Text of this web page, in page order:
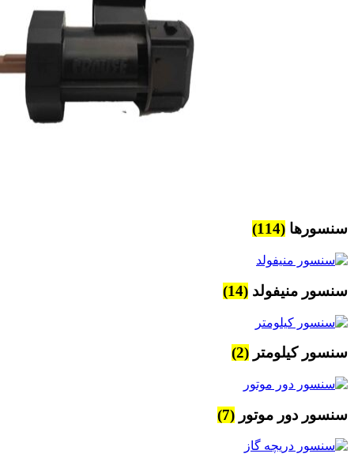
سنسورها (114)
سنسور منیفولد (14)
سنسور کیلومتر (2)
سنسور دور موتور (7)